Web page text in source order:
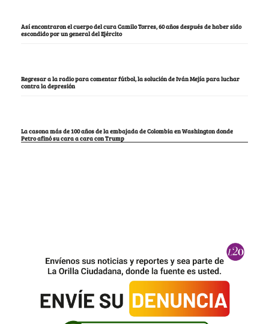
Así encontraron el cuerpo del cura Camilo Torres, 60 años después de haber sido
escondido por un general del Ejército
Regresar a la radio para comentar fútbol, la solución de Iván Mejía para luchar
contra la depresión
La casona más de 100 años de la embajada de Colombia en Washington donde
Petro afinó su cara a cara con Trump